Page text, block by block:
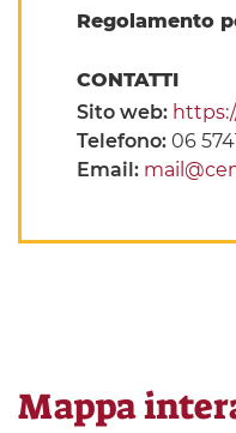
Regolamento
CONTATTI
Sito web:
Telefono: 06
Email:
Mappa